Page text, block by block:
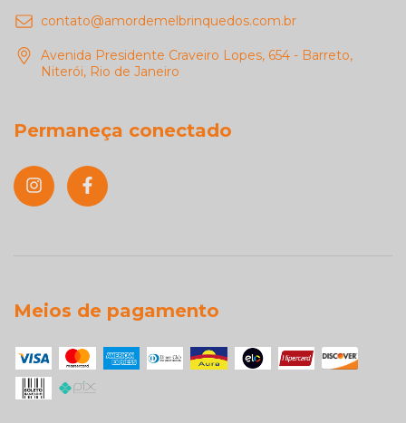
contato@amordemelbrinquedos.com.br
Avenida Presidente Craveiro Lopes, 654 - Barreto,
Niterói, Rio de Janeiro
Permaneça conectado
Meios de pagamento